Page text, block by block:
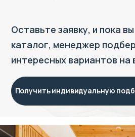
Оставьте заявку, и пока
каталог, менеджер
интересных вариантов на
Получить индивидуальную